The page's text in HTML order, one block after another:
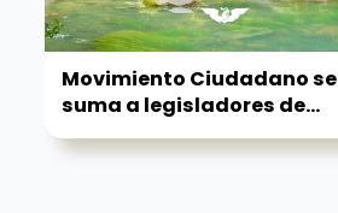
Movimiento Ciudadano se
suma a legisladores de...